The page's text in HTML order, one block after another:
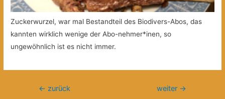
Zuckerwurzel, war mal Bestandteil des Biodivers-Abos, das
kannten wirklich wenige der Abo-nehmer*inen, so
ungewöhnlich ist es nicht immer.
Beitragsnavigation
← zurück weiter →